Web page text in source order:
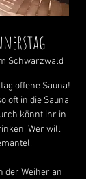
Schwarzwald
offene Sauna!
oft in die Sauna
könnt ihr in
Wer will
der Weiher an.